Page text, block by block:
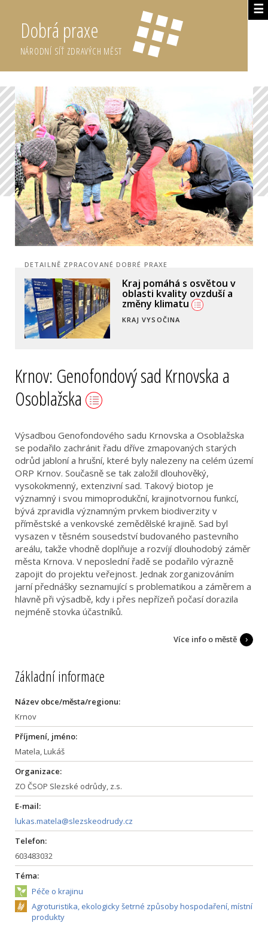
☰
Dobrá praxe
NÁRODNÍ SÍŤ ZDRAVÝCH MĚST
DETAILNĚ ZPRACOVANÉ DOBRÉ PRAXE
Globální vzdělávání na
základní škole
VSETÍN
Krnov: Genofondový sad Krnovska a
Osoblažska
Výsadbou Genofondového sadu Krnovska a Osoblažska
se podařilo zachránit řadu dříve zmapovaných starých
odrůd jabloní a hrušní, které byly nalezeny na celém území
ORP Krnov. Současně se tak založil dlouhověký,
vysokokmenný, extenzivní sad. Takový biotop je
významný i svou mimoprodukční, krajinotvornou funkcí,
bývá zpravidla významným prvkem biodiverzity v
příměstské a venkovské zemědělské krajině. Sad byl
vysazen v těsném sousedství budovaného pastevního
areálu, takže vhodně doplňuje a rozvíjí dlouhodobý záměr
města Krnova. V neposlední řadě se podařilo výrazně
zapojit do projektu veřejnost. Jednak zorganizováním
jarní přednášky seznamující s problematikou a záměrem a
hlavně při výsadbě, kdy i přes nepřízeň počasí dorazila
nejméně stovka účastníků.
Více info o městě
Základní informace
Název obce/města/regionu:
Krnov
Příjmení, jméno:
Matela, Lukáš
Organizace:
ZO ČSOP Slezské odrůdy, z.s.
E-mail:
lukas.matela@slezskeodrudy.cz
Telefon:
603483032
Téma:
Péče o krajinu
Agroturistika, ekologicky šetrné způsoby hospodaření, místní
produkty